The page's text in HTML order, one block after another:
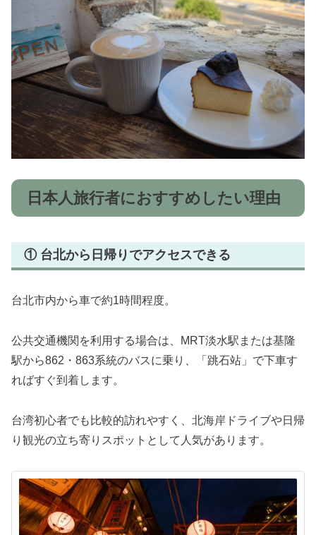
日本人旅行者におすすめしたい理由
① 台北から日帰りでアクセスできる
台北市内から車で約1時間程度。
公共交通機関を利用する場合は、MRT淡水駅または基隆
駅から862・863系統のバスに乗り、「跳石站」で下車す
ればすぐ到着します。
台湾初心者でも比較的訪れやすく、北海岸ドライブや日帰
り観光の立ち寄りスポットとして人気があります。